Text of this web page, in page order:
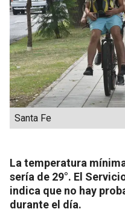
Santa Fe
La temperatura
sería de 29°. El
indica que no hay
durante el día.